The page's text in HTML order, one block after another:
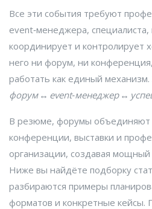
Все эти события требуют
event‑менеджера,
координирует и контролирует
него ни форум, ни
работать как единый
форум↔ event‑менеджер↔
В резюме, форумы объединяют
конференции, выставки и
организации, создавая
Ниже вы найдёте подборку
разбираются примеры
форматов и конкретные кейсы.